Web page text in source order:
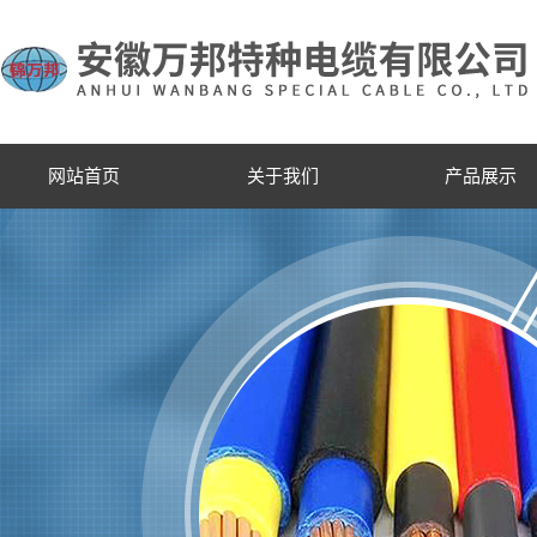
网站首页 关于我们 产品展示